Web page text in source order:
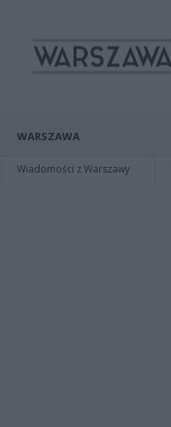
WARSZAWA
Wiadomości z Warszawy